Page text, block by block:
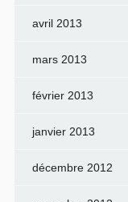
avril 2013
mars 2013
février 2013
janvier 2013
décembre 2012